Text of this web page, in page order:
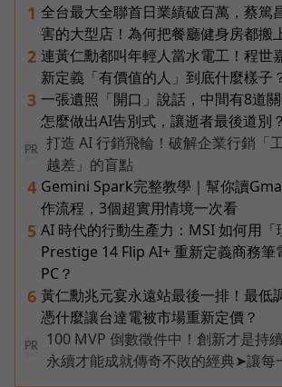
1 全台最大全聯首日業績破百萬，蔡篤
害的大型店！為何把餐廳健身房都搬
2 連黃仁勳都叫年輕人當水電工！程世
新定義「有價值的人」到底什麼樣子
3 一張遺照「開口」說話，中間有8道
怎麼做出AI告別式，讓逝者最後道別？
PR
打造 AI 行銷飛輪！破解企業行銷「
越差」的盲點
4 Gemini Spark完整教學｜幫你讀
作流程，3個超實用情境一次看
5 AI 時代的行動生產力：MSI 如何用「
Prestige 14 Flip AI+ 重新定義商務
PC？
6 黃仁勳兆元宴永遠站最後一排！最低
憑什麼讓台達電被市場重新定價？
PR
100 MVP 倒數徵件中！創新才是持
永續才能成就傳奇不敗的經典➤讓每